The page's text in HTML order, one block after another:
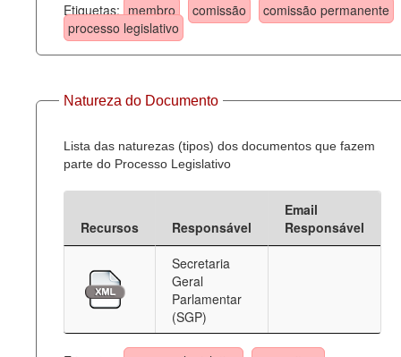
Etiquetas: membro comissão
comissão permanente
processo legislativo
Natureza do Documento
Lista das naturezas (tipos) dos documentos que fazem
parte do Processo Legislativo
Recursos Responsável
Email
Responsável
Secretaria
Geral
Parlamentar
(SGP)